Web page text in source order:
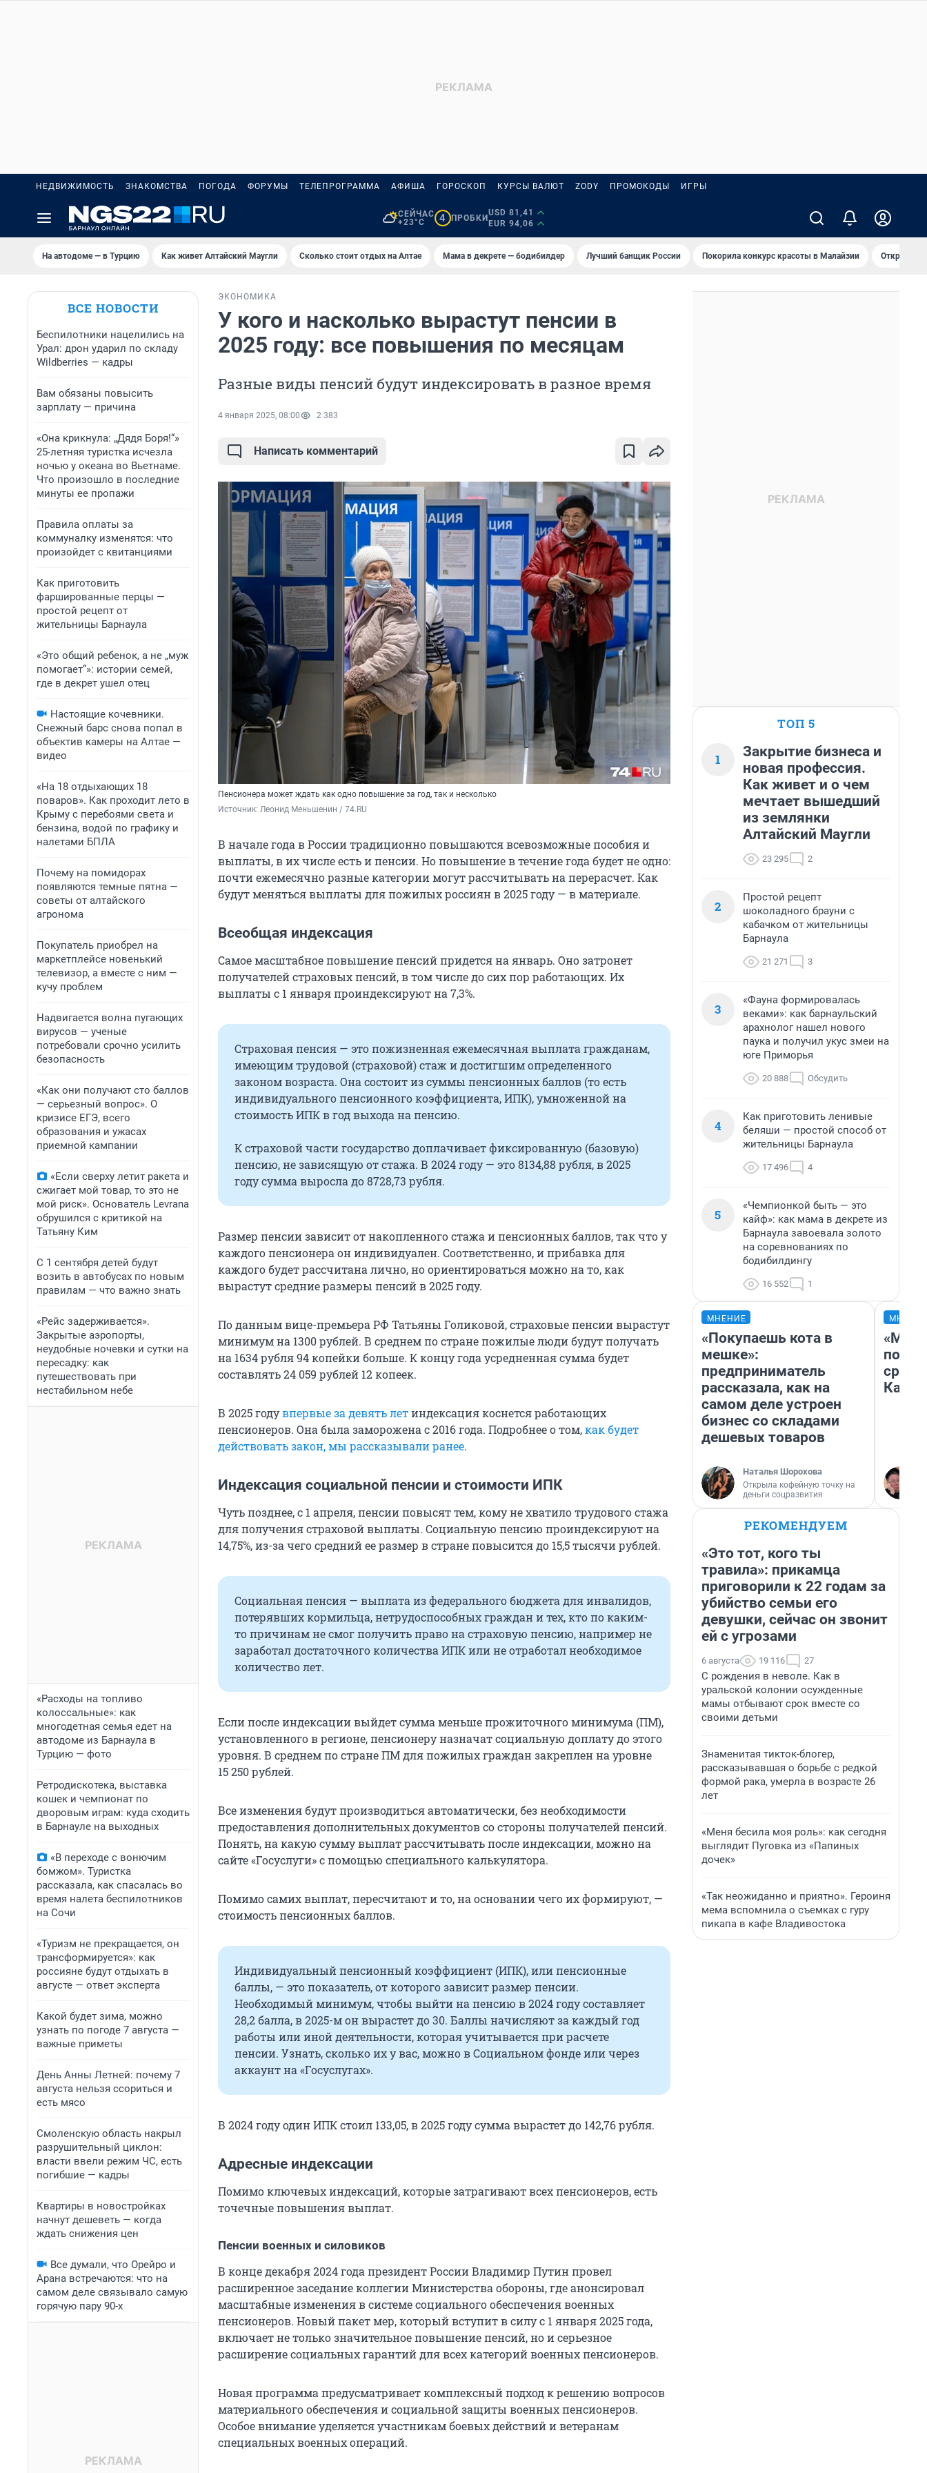
НЕДВИЖИМОСТЬ ЗНАКОМСТВА ПОГОДА ФОРУМЫ ТЕЛЕПРОГРАММА АФИША ГОРОСКОП КУРСЫ ВАЛЮТ ZODY ПРОМОКОДЫ ИГРЫ
СЕЙЧАС
+23°C
4 ПРОБКИ
USD 81,41
EUR 94,06
На автодоме — в Турцию Как живет Алтайский Маугли Сколько стоит отдых на Алтае Мама в декрете — бодибилдер Лучший банщик России Покорила конкурс красоты в Малайзии Открыл
ВСЕ НОВОСТИ
Беспилотники нацелились на
Урал: дрон ударил по складу
Wildberries — кадры
Вам обязаны повысить
зарплату — причина
«Она крикнула: „Дядя Боря!“»
25-летняя туристка исчезла
ночью у океана во Вьетнаме.
Что произошло в последние
минуты ее пропажи
Правила оплаты за
коммуналку изменятся: что
произойдет с квитанциями
Как приготовить
фаршированные перцы —
простой рецепт от
жительницы Барнаула
«Это общий ребенок, а не „муж
помогает“»: истории семей,
где в декрет ушел отец
Настоящие кочевники.
Снежный барс снова попал в
объектив камеры на Алтае —
видео
«На 18 отдыхающих 18
поваров». Как проходит лето в
Крыму с перебоями света и
бензина, водой по графику и
налетами БПЛА
Почему на помидорах
появляются темные пятна —
советы от алтайского
агронома
Покупатель приобрел на
маркетплейсе новенький
телевизор, а вместе с ним —
кучу проблем
Надвигается волна пугающих
вирусов — ученые
потребовали срочно усилить
безопасность
«Как они получают сто баллов
— серьезный вопрос». О
кризисе ЕГЭ, всего
образования и ужасах
приемной кампании
«Если сверху летит ракета и
сжигает мой товар, то это не
мой риск». Основатель Levrana
обрушился с критикой на
Татьяну Ким
С 1 сентября детей будут
возить в автобусах по новым
правилам — что важно знать
«Рейс задерживается».
Закрытые аэропорты,
неудобные ночевки и сутки на
пересадку: как
путешествовать при
нестабильном небе
«Расходы на топливо
колоссальные»: как
многодетная семья едет на
автодоме из Барнаула в
Турцию — фото
Ретродискотека, выставка
кошек и чемпионат по
дворовым играм: куда сходить
в Барнауле на выходных
«В переходе с вонючим
бомжом». Туристка
рассказала, как спасалась во
время налета беспилотников
на Сочи
«Туризм не прекращается, он
трансформируется»: как
россияне будут отдыхать в
августе — ответ эксперта
Какой будет зима, можно
узнать по погоде 7 августа —
важные приметы
День Анны Летней: почему 7
августа нельзя ссориться и
есть мясо
Смоленскую область накрыл
разрушительный циклон:
власти ввели режим ЧС, есть
погибшие — кадры
Квартиры в новостройках
начнут дешеветь — когда
ждать снижения цен
Все думали, что Орейро и
Арана встречаются: что на
самом деле связывало самую
горячую пару 90-х
ЭКОНОМИКА
У кого и насколько вырастут пенсии в
2025 году: все повышения по месяцам
Разные виды пенсий будут индексировать в разное время
4 января 2025, 08:00 2 383
Написать комментарий
Пенсионера может ждать как одно повышение за год, так и несколько
Источник: Леонид Меньшенин / 74.RU
В начале года в России традиционно повышаются всевозможные пособия и
выплаты, в их числе есть и пенсии. Но повышение в течение года будет не одно:
почти ежемесячно разные категории могут рассчитывать на перерасчет. Как
будут меняться выплаты для пожилых россиян в 2025 году — в материале.
Всеобщая индексация
Самое масштабное повышение пенсий придется на январь. Оно затронет
получателей страховых пенсий, в том числе до сих пор работающих. Их
выплаты с 1 января проиндексируют на 7,3%.
Страховая пенсия — это пожизненная ежемесячная выплата гражданам,
имеющим трудовой (страховой) стаж и достигшим определенного
законом возраста. Она состоит из суммы пенсионных баллов (то есть
индивидуального пенсионного коэффициента, ИПК), умноженной на
стоимость ИПК в год выхода на пенсию.
К страховой части государство доплачивает фиксированную (базовую)
пенсию, не зависящую от стажа. В 2024 году — это 8134,88 рубля, в 2025
году сумма выросла до 8728,73 рубля.
Размер пенсии зависит от накопленного стажа и пенсионных баллов, так что у
каждого пенсионера он индивидуален. Соответственно, и прибавка для
каждого будет рассчитана лично, но ориентироваться можно на то, как
вырастут средние размеры пенсий в 2025 году.
По данным вице-премьера РФ Татьяны Голиковой, страховые пенсии вырастут
минимум на 1300 рублей. В среднем по стране пожилые люди будут получать
на 1634 рубля 94 копейки больше. К концу года усредненная сумма будет
составлять 24 059 рублей 12 копеек.
В 2025 годувпервые за девять летиндексация коснется работающих
пенсионеров. Она была заморожена с 2016 года. Подробнее о том,как будет
действовать закон, мы рассказывали ранее.
Индексация социальной пенсии и стоимости ИПК
Чуть позднее, с 1 апреля, пенсии повысят тем, кому не хватило трудового стажа
для получения страховой выплаты. Социальную пенсию проиндексируют на
14,75%, из-за чего средний ее размер в стране повысится до 15,5 тысячи рублей.
Социальная пенсия — выплата из федерального бюджета для инвалидов,
потерявших кормильца, нетрудоспособных граждан и тех, кто по каким-
то причинам не смог получить право на страховую пенсию, например не
заработал достаточного количества ИПК или не отработал необходимое
количество лет.
Если после индексации выйдет сумма меньше прожиточного минимума (ПМ),
установленного в регионе, пенсионеру назначат социальную доплату до этого
уровня. В среднем по стране ПМ для пожилых граждан закреплен на уровне
15 250 рублей.
Все изменения будут производиться автоматически, без необходимости
предоставления дополнительных документов со стороны получателей пенсий.
Понять, на какую сумму выплат рассчитывать после индексации, можно на
сайте «Госуслуги» с помощью специального калькулятора.
Помимо самих выплат, пересчитают и то, на основании чего их формируют, —
стоимость пенсионных баллов.
Индивидуальный пенсионный коэффициент (ИПК), или пенсионные
баллы, — это показатель, от которого зависит размер пенсии.
Необходимый минимум, чтобы выйти на пенсию в 2024 году составляет
28,2 балла, в 2025-м он вырастет до 30. Баллы начисляют за каждый год
работы или иной деятельности, которая учитывается при расчете
пенсии. Узнать, сколько их у вас, можно в Социальном фонде или через
аккаунт на «Госуслугах».
В 2024 году один ИПК стоил 133,05, в 2025 году сумма вырастет до 142,76 рубля.
Адресные индексации
Помимо ключевых индексаций, которые затрагивают всех пенсионеров, есть
точечные повышения выплат.
Пенсии военных и силовиков
В конце декабря 2024 года президент России Владимир Путин провел
расширенное заседание коллегии Министерства обороны, где анонсировал
масштабные изменения в системе социального обеспечения военных
пенсионеров. Новый пакет мер, который вступит в силу с 1 января 2025 года,
включает не только значительное повышение пенсий, но и серьезное
расширение социальных гарантий для всех категорий военных пенсионеров.
Новая программа предусматривает комплексный подход к решению вопросов
материального обеспечения и социальной защиты военных пенсионеров.
Особое внимание уделяется участникам боевых действий и ветеранам
специальных военных операций.
ТОП 5
1
Закрытие бизнеса и
новая профессия.
Как живет и о чем
мечтает вышедший
из землянки
Алтайский Маугли
23 295 2
2
Простой рецепт
шоколадного брауни с
кабачком от жительницы
Барнаула
21 271 3
3
«Фауна формировалась
веками»: как барнаульский
арахнолог нашел нового
паука и получил укус змеи на
юге Приморья
20 888 Обсудить
4
Как приготовить ленивые
беляши — простой способ от
жительницы Барнаула
17 496 4
5
«Чемпионкой быть — это
кайф»: как мама в декрете из
Барнаула завоевала золото
на соревнованиях по
бодибилдингу
16 552 1
МНЕНИЕ
«Покупаешь кота в
мешке»:
предприниматель
рассказала, как на
самом деле устроен
бизнес со складами
дешевых товаров
Наталья Шорохова
Открыла кофейную точку на
деньги соцразвития
РЕКОМЕНДУЕМ
«Это тот, кого ты
травила»: прикамца
приговорили к 22 годам за
убийство семьи его
девушки, сейчас он звонит
ей с угрозами
6 августа 19 116 27
С рождения в неволе. Как в
уральской колонии осужденные
мамы отбывают срок вместе со
своими детьми
Знаменитая тикток-блогер,
рассказывавшая о борьбе с редкой
формой рака, умерла в возрасте 26
лет
«Меня бесила моя роль»: как сегодня
выглядит Пуговка из «Папиных
дочек»
«Так неожиданно и приятно». Героиня
мема вспомнила о съемках с гуру
пикапа в кафе Владивостока